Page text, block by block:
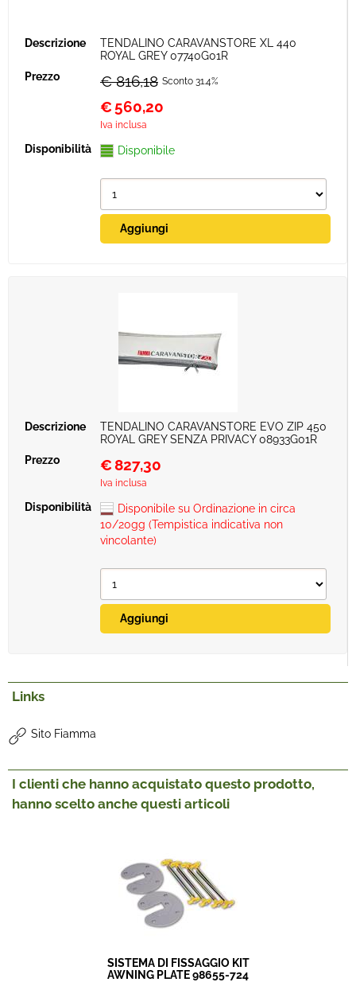
TENDALINO CARAVANSTORE XL 440
ROYAL GREY 07740G01R
€ 816,18 Sconto 31.4%
€ 560,20
Iva inclusa
Disponibile
TENDALINO CARAVANSTORE EVO ZIP 450
ROYAL GREY SENZA PRIVACY 08933G01R
€827,30
Iva inclusa
Disponibile su Ordinazione in circa
10/20gg (Tempistica indicativa non
vincolante)
Links
Sito Fiamma
I clienti che hanno acquistato questo prodotto,
hanno scelto anche questi articoli
SISTEMA DI FISSAGGIO KIT
AWNING PLATE 98655-724